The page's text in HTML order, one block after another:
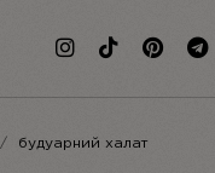
будуарний халат